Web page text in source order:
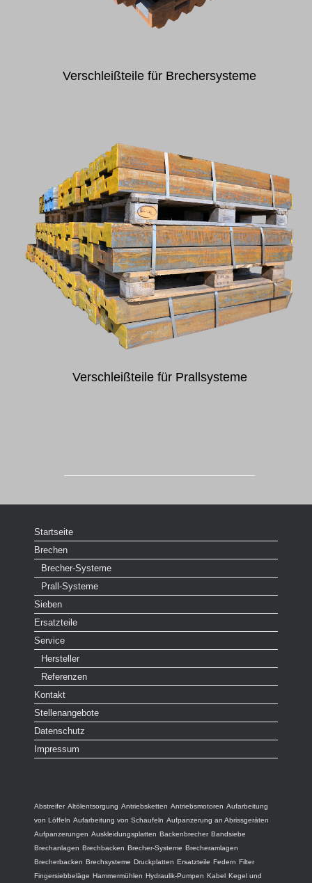
Verschleißteile für Brechersysteme
Verschleißteile für Prallsysteme
Startseite
Brechen
Brecher-Systeme
Prall-Systeme
Sieben
Ersatzteile
Service
Hersteller
Referenzen
Kontakt
Stellenangebote
Datenschutz
Impressum
Abstreifer Altölentsorgung Antriebsketten Antriebsmotoren Aufarbeitung
von Löffeln Aufarbeitung von Schaufeln Aufpanzerung an Abrissgeräten
Aufpanzerungen Auskleidungsplatten Backenbrecher Bandsiebe
Brechanlagen Brechbacken Brecher-Systeme Brecheramlagen
Brecherbacken Brechsysteme Druckplatten Ersatzteile Federn Filter
Fingersiebbeläge Hammermühlen Hydraulik-Pumpen Kabel Kegel und